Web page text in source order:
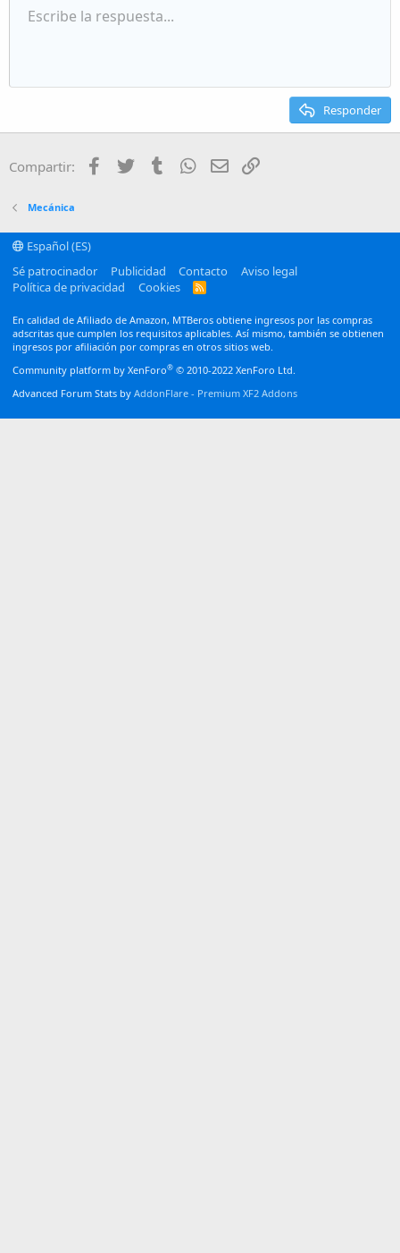
Lista desordenada
Tamaño del texto
9
Color de texto
Fuente Arial
Trebuchet MS
TachadoSubrayado
AlineamientoAlineación izquierda
Paragraph format
Normal
Heading 2
CitarMultimedia
Insert table
Insert horizontal line
SpoilerCódigo
RehacerCambiar a código BB
Eliminar formato
BorradoresGuardar borrador
Escribe la respuesta...
Responder
Compartir: Facebook
Twitter TumblrWhatsApp
Email
Mecánica
Español (ES)
Sé patrocinador
Publicidad Contacto
Aviso legal
Política de privacidad
Cookies
R
S
En calidad de Afiliado de Amazon, MTBeros obtiene ingresos por las compras
adscritas que cumplen los requisitos aplicables. Así mismo, también se obtienen
ingresos por afiliación por compras en otros sitios web.
Community platform by XenForo® © 2010-2022 XenForo Ltd.
Advanced Forum Stats by AddonFlare - Premium XF2 Addons